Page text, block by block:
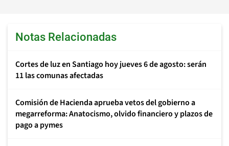
Notas Relacionadas
Cortes de luz en Santiago hoy jueves 6 de agosto: serán
11 las comunas afectadas
Comisión de Hacienda aprueba vetos del gobierno a
megarreforma: Anatocismo, olvido financiero y plazos de
pago a pymes